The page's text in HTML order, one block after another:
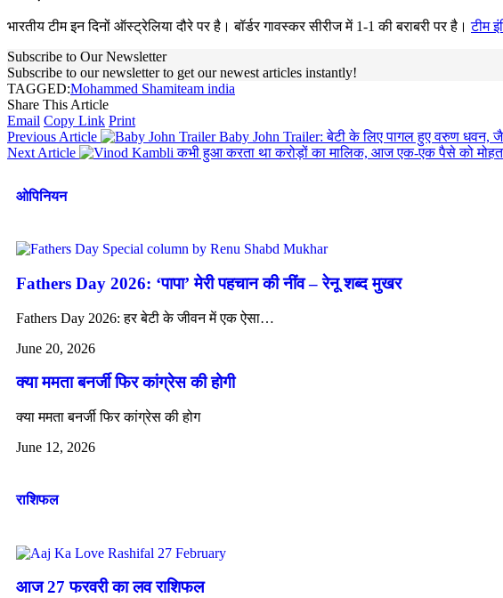
भारतीय टीम इन दिनों ऑस्ट्रेलिया दौरे पर है। बॉर्डर गावस्कर सीरीज में 1-1 की बराबरी पर है।टीम
Subscribe to Our Newsletter
Subscribe to our newsletter to get our newest articles instantly!
TAGGED:Mohammed Shamiteam india
Share This Article
Email Copy Link Print
Previous Article
Baby John Trailer: बेटी के लिए पागल हुए वरुण धवन,
Next Article
कभी हुआ करता था करोड़ों का मालिक, आज एक-एक पैसे को
ओपिनियन
Fathers Day 2026: ‘पापा’ मेरी पहचान की नींव – रेनू शब्द मुखर
Fathers Day 2026: हर बेटी के जीवन में एक ऐसा…
June 20, 2026
क्या ममता बनर्जी फिर कांग्रेस की होगी
क्या ममता बनर्जी फिर कांग्रेस की होग
June 12, 2026
राशिफल
आज 27 फरवरी का लव राशिफल